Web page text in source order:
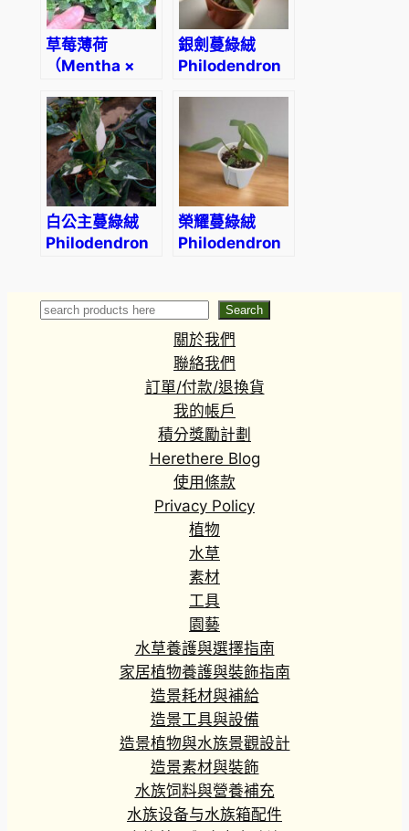
草莓薄荷
（Mentha ×
‘Strawberry’）
銀劍蔓綠絨
Philodendron
白公主蔓綠絨
Philodendron
榮耀蔓綠絨
Philodendron
Search Search
關於我們
聯絡我們
訂單/付款/退換貨
我的帳戶
積分獎勵計劃
Herethere Blog
使用條款
Privacy Policy
植物
水草
素材
工具
園藝
水草養護與選擇指南
家居植物養護與裝飾指南
造景耗材與補給
造景工具與設備
造景植物與水族景觀設計
造景素材與裝飾
水族饲料與營養補充
水族设备与水族箱配件